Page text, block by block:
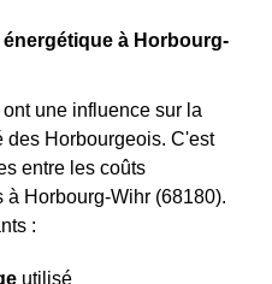
à Horbourg-
ont une influence sur la
des Horbourgeois. C'est
entre les coûts
Horbourg-Wihr (68180).
:
utilisé